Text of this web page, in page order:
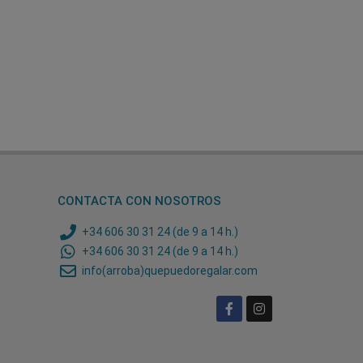
CONTACTA CON NOSOTROS
+34 606 30 31 24 (de 9 a 14 h.)
+34 606 30 31 24 (de 9 a 14 h.)
info(arroba)quepuedoregalar.com